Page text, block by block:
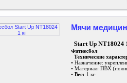
Мячи
Start Up NT18024
Фитнесбол
Технические
• Назначение:
• Материал: ПВХ
• Вес: 1 кг